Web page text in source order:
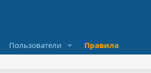
Пользователи Правила